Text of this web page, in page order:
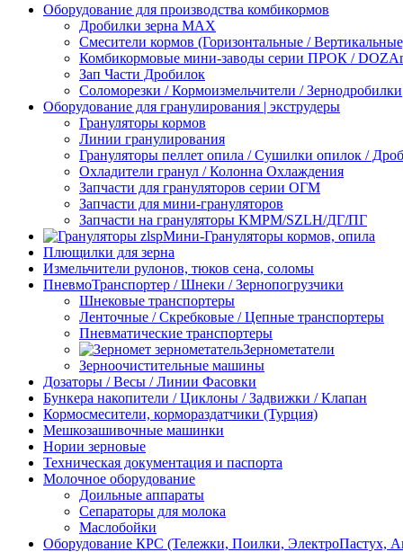
Оборудование для производства комбикормов
Дробилки зерна МАХ
Смесители кормов (Горизонтальные /
Комбикормовые мини-заводы серии ПРОК /
Зап Части Дробилок
Соломорезки / Кормоизмельчители / Зернодробилки
Оборудование для гранулирования | экструдеры
Грануляторы кормов
Линии гранулирования
Грануляторы пеллет опила / Сушилки опилок /
Охладители гранул / Колонна Охлаждения
Запчасти для грануляторов серии ОГМ
Запчасти для мини-грануляторов
Запчасти на грануляторы KMPM/SZLH/ДГ/ПГ
Мини-Грануляторы кормов, опила
Плющилки для зерна
Измельчители рулонов, тюков сена, соломы
ПневмоТранспортер / Шнеки / Зернопогрузчики
Шнековые транспортеры
Ленточные / Скребковые / Цепные транспортеры
Пневматические транспортеры
Зернометатели
Зерноочистительные машины
Дозаторы / Весы / Линии Фасовки
Бункера накопители / Циклоны / Задвижки / Клапан
Кормосмесители, кормораздатчики (Турция)
Мешкозашивочные машинки
Нории зерновые
Техническая документация и паспорта
Молочное оборудование
Доильные аппараты
Сепараторы для молока
Маслобойки
Оборудование КРС (Тележки, Поилки, ЭлектроПастух,